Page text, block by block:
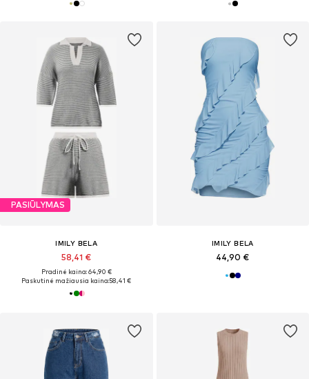
PASIŪLYMAS
IMILY BELA
58,41 €
Pradinė kaina: 64,90 €
Paskutinė mažiausia kaina:58,41 €
IMILY BELA
44,90 €